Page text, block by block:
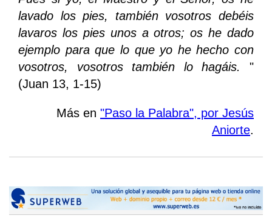
lavado los pies, también vosotros debéis
lavaros los pies unos a otros; os he dado
ejemplo para que lo que yo he hecho con
vosotros, vosotros también lo hagáis. "
(Juan 13, 1-15)
Más en "Paso la Palabra", por Jesús
Aniorte.